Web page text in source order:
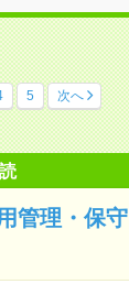
5 次へ
管理・保守